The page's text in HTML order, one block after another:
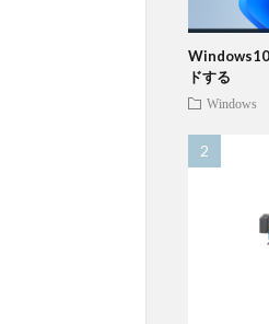
ドする
Windows